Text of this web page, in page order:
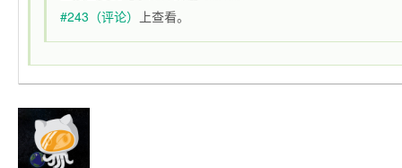
#243（评论）
上查看。